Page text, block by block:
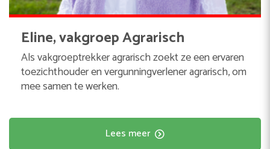
Eline, vakgroep Agrarisch
Als vakgroeptrekker agrarisch zoekt ze een ervaren
toezichthouder en vergunningverlener agrarisch, om
mee samen te werken.
Lees meer